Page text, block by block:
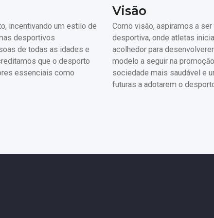
incentivando um estilo de
desportivos
de todas as idades e
que o desporto
essenciais como
Visão
Como visão, aspiramos a
desportiva, onde atletas
acolhedor para
modelo a seguir na
sociedade mais saudável e
futuras a adotarem o